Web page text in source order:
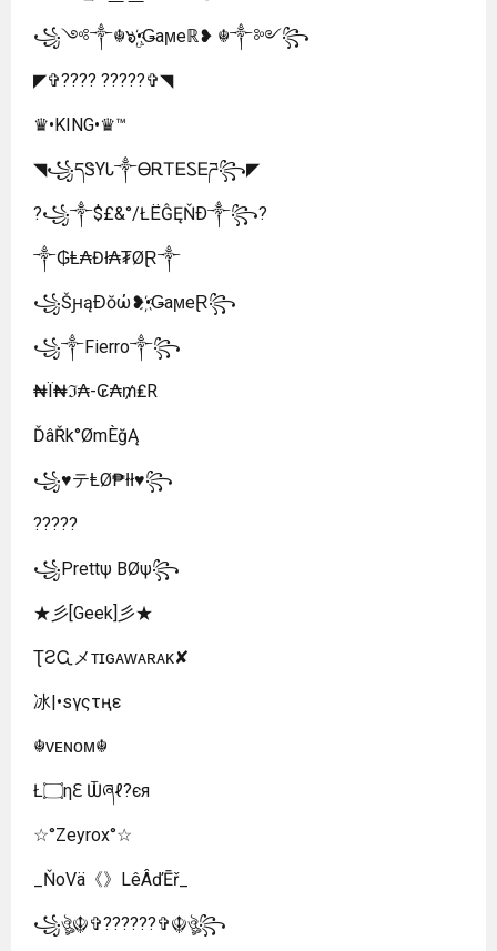
꧁༺༒☬๖ۣ•҉Ǥaϻeℝ❥ ☬༒༻꧂
◤✞???? ?????✞◥
♛•KING•♛™︎
◥꧁དᏕYᏓ༒ᎾᎡᎢᎬᏚᎬཌ꧂◤
?꧁༒$£&°/ŁËĜĘŇÐ༒꧂?
༒₲Ⱡ₳Đł₳₮ØⱤ༒
꧁ŠԩąƉŏώ❥•҉ǤaϻeⱤ꧂
꧁༒Fierro༒꧂
₦Ї₦ℑ₳-₢₳₥₤R
ĎâŘk°ØmÈğĄ
꧁♥テⱠØ₱łł♥꧂
?????
꧁Prettψ BØψ꧂
★彡[Geek]彡★
ƮƧᏩメᴛɪɢᴀᴡᴀʀᴀᴋ✘
冰|•sγςτңε
☬ᴠᴇɴᴏᴍ☬
Ł۝ηℇ Ѿཞℓ?єя
☆°Zeyrox°☆
_ŇoVä《》LêÂďĒř_
꧁ঔৣ☬✞??????✞☬ঔৣ꧂